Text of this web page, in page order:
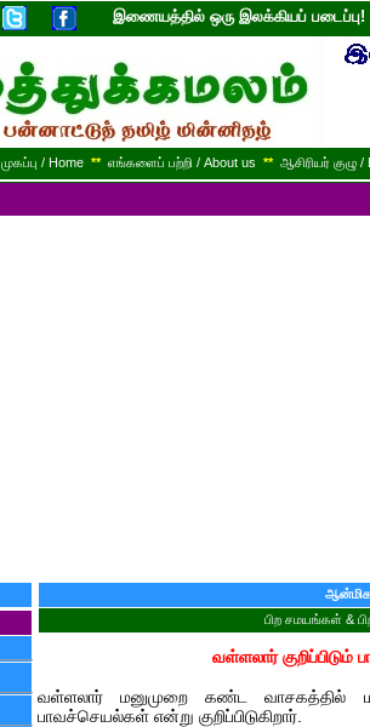
இணையத்தில் ஒரு இலக்கியப்
முகப்பு / Home ** எங்களைப் பற்றி / About us ** ஆசிரியர் குழு
பிற சமயங்கள் &
வள்ளலார்
வள்ளலார் மனுமுறை கண்ட வாசகத்தில்
பாவச்செயல்கள் என்று குறிப்பிடுகிறார்.